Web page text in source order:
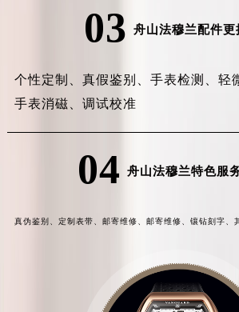
03 舟山法穆兰配件更
个性定制、 真假鉴别、 手表检测、 轻
手表消磁、 调试校准
04 舟山法穆兰特色服
真伪鉴别、 定制表带、 邮寄维修、 邮寄维修、 镶钻刻字、